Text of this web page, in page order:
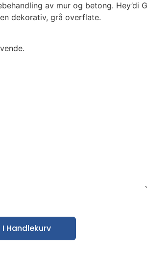
av mur og betong. Hey’di
dekorativ, grå overflate.
I Handlekurv